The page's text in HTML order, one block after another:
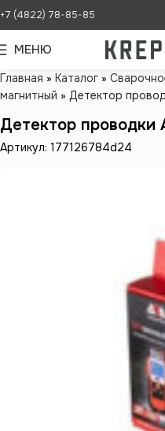
+7 (4822) 78-85-85
МЕНЮ
Главная » Каталог »
магнитный » Детектор
Детектор проводки
Артикул: 177126784d24